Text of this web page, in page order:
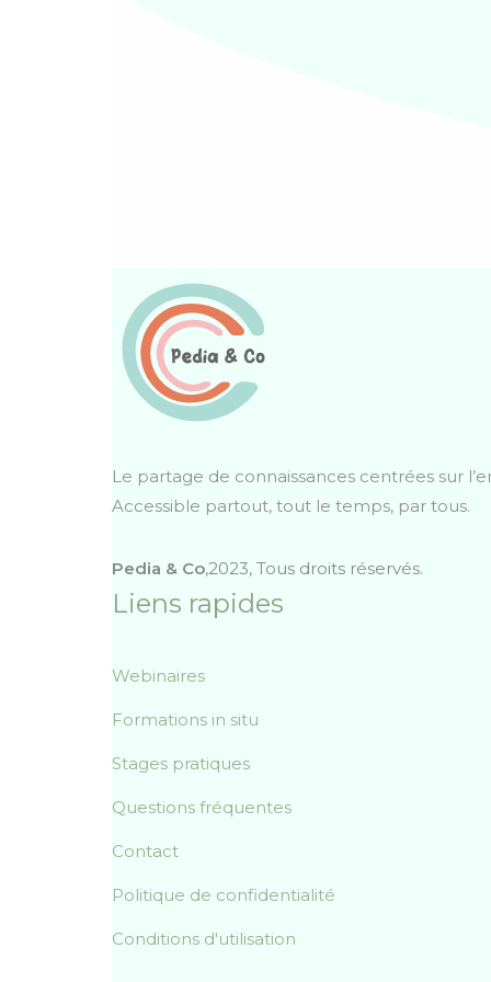
Le partage de connaissances centrées sur
Accessible partout, tout le temps, par tous.
Pedia & Co,2023, Tous droits réservés.
Liens rapides
Webinaires
Formations in situ
Stages pratiques
Questions fréquentes
Contact
Politique de confidentialité
Conditions d'utilisation